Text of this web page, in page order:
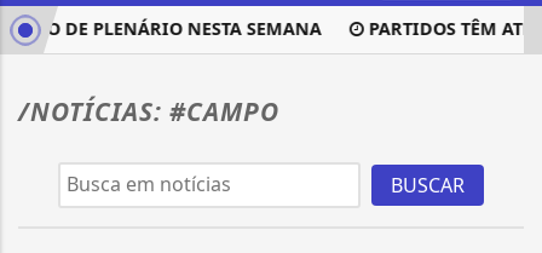
DE PLENÁRIO NESTA SEMANA PARTIDOS TÊM ATÉ
/NOTÍCIAS: #CAMPO
BUSCAR